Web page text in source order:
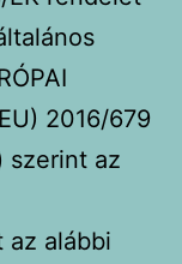
2016/679
szerint az
az alábbi